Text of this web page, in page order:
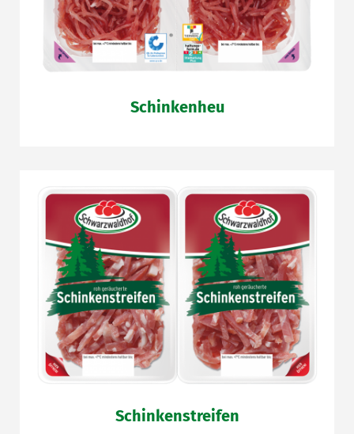
Schinkenheu
Schinkenstreifen